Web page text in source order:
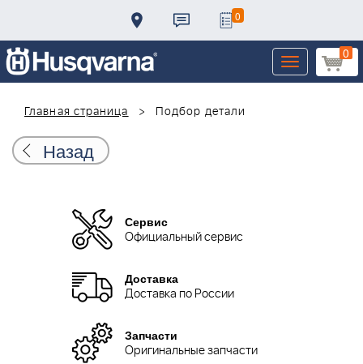
0
0
Toggle
navigation
Главная страница
Подбор детали
Назад
Сервис
Официальный сервис
Доставка
Доставка по России
Запчасти
Оригинальные запчасти